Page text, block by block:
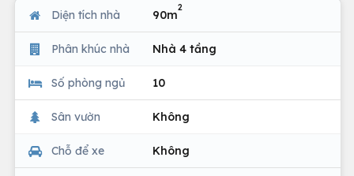
Diện tích nhà 90m
2
Phân khúc nhà Nhà 4 tầng
Số phòng ngủ 10
Sân vườn Không
Chỗ để xe Không